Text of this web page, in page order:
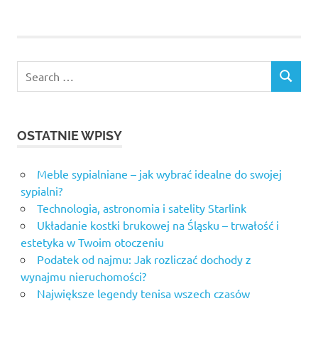
for:
SEARCH
OSTATNIE WPISY
Meble sypialniane – jak wybrać idealne do swojej
sypialni?
Technologia, astronomia i satelity Starlink
Układanie kostki brukowej na Śląsku – trwałość i
estetyka w Twoim otoczeniu
Podatek od najmu: Jak rozliczać dochody z
wynajmu nieruchomości?
Największe legendy tenisa wszech czasów